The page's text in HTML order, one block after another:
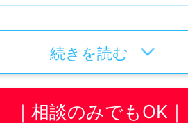
里丘」駅より徒歩10分 阪急
続きを読む
相談のみでもOK